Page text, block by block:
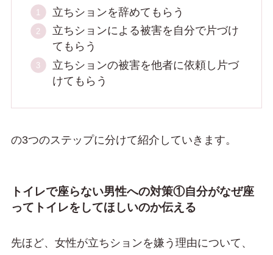
立ちションを辞めてもらう
立ちションによる被害を自分で片づけ
てもらう
立ちションの被害を他者に依頼し片づ
けてもらう
の3つのステップに分けて紹介していきます。
トイレで座らない男性への対策①自分がなぜ座
ってトイレをしてほしいのか伝える
先ほど、女性が立ちションを嫌う理由について、